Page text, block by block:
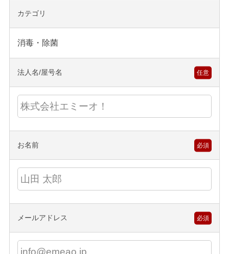
カテゴリ
消毒・除菌
法人名/屋号名 任意
お名前 必須
メールアドレス 必須